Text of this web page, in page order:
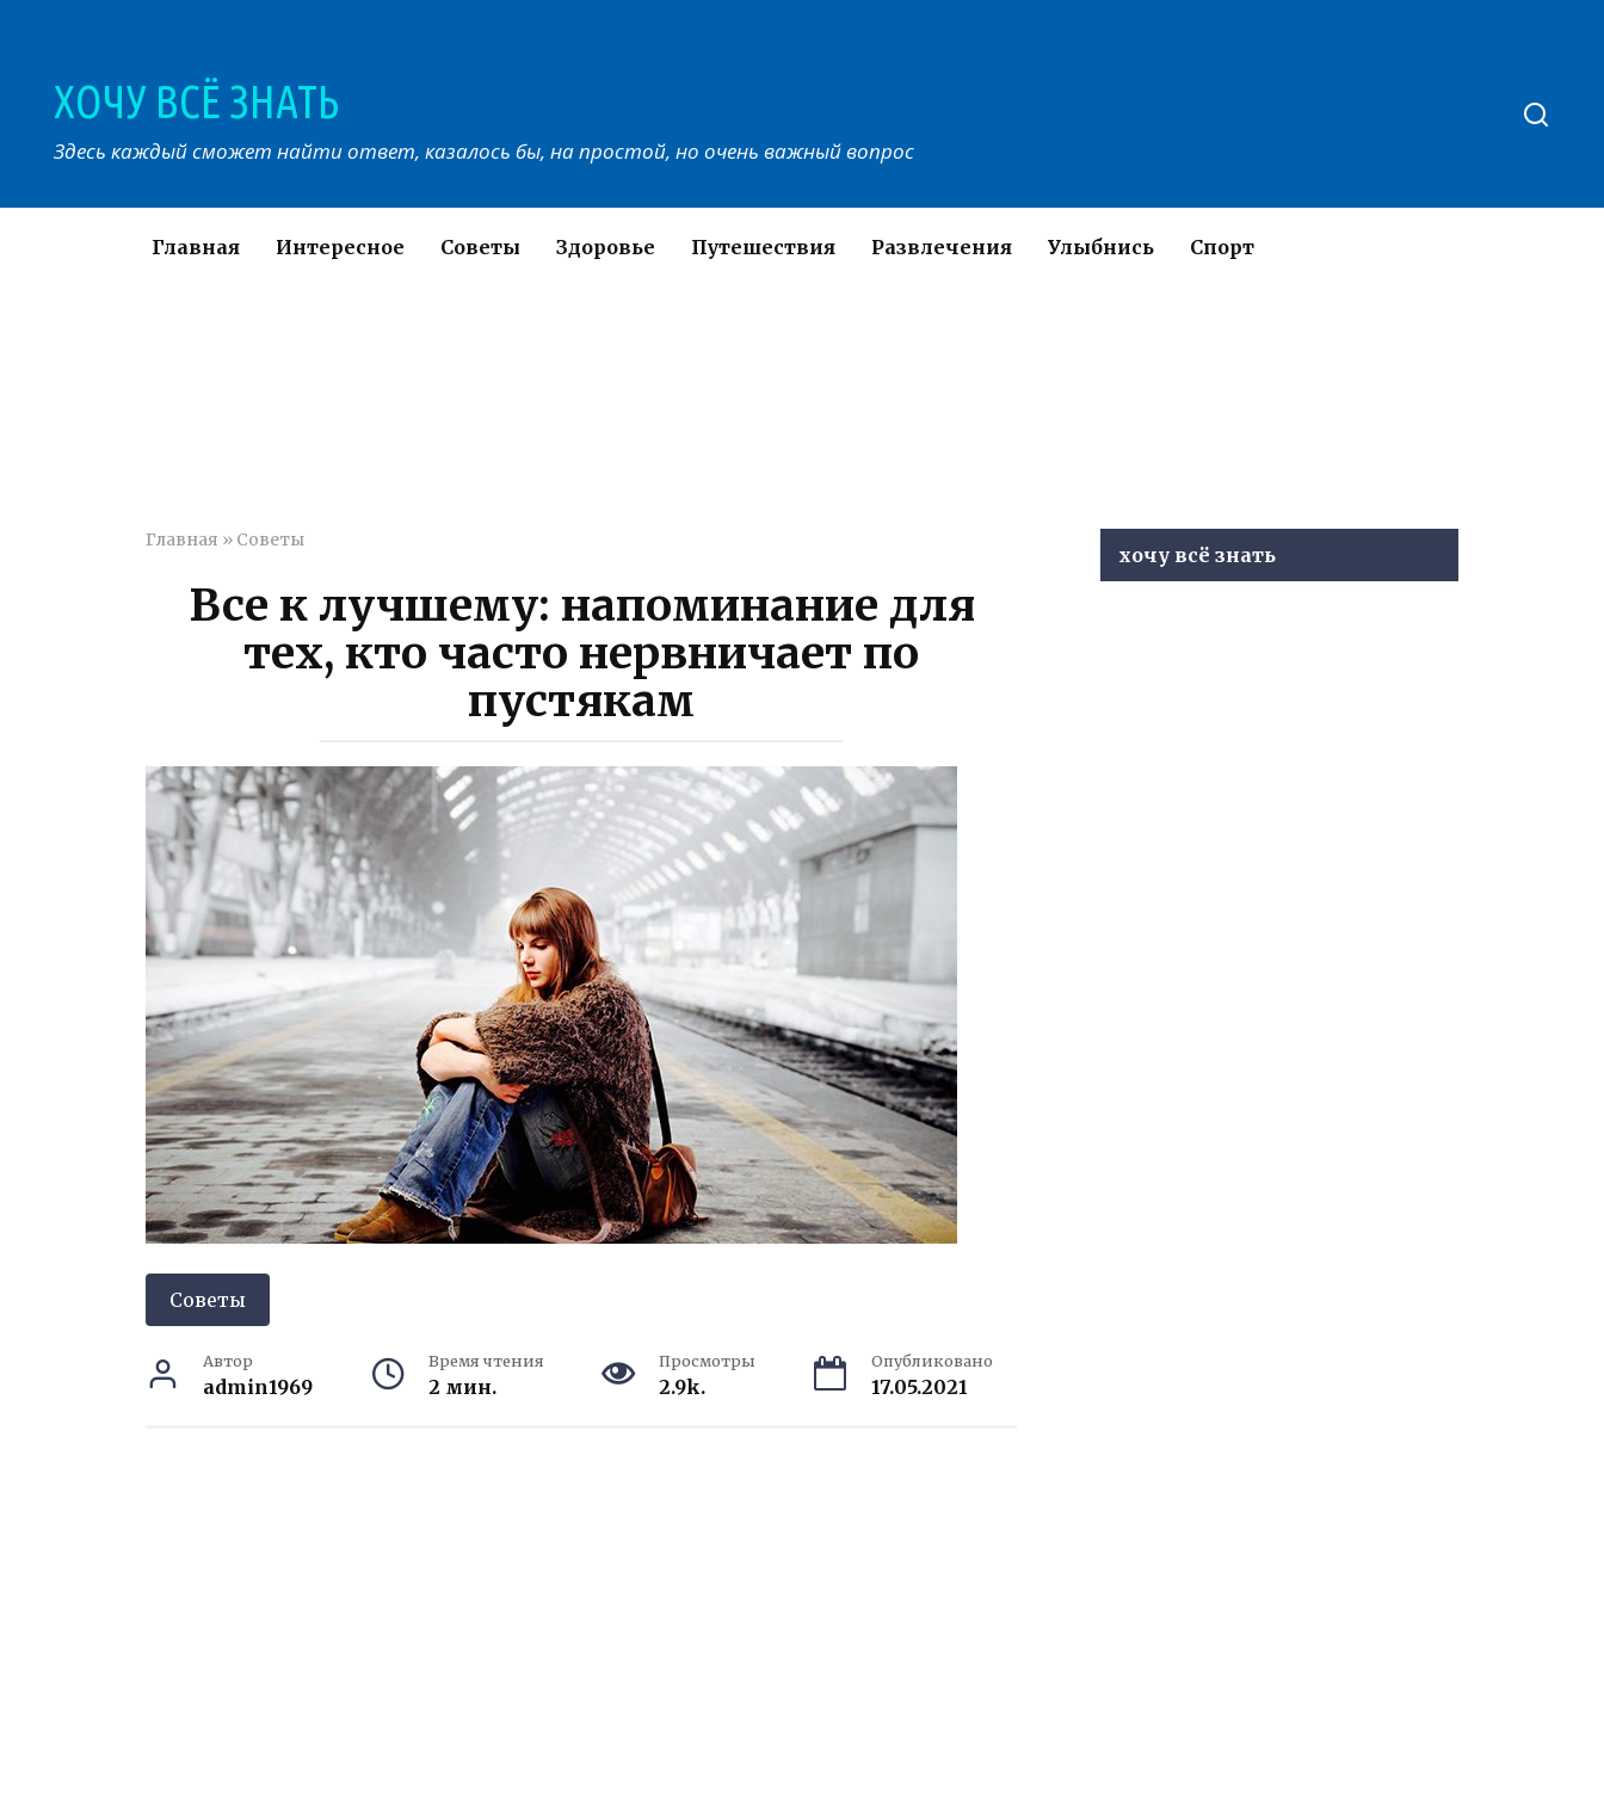
ХОЧУ ВСЁ ЗНАТЬ
Здесь каждый сможет найти ответ, казалось бы, на простой, но очень важный вопрос
Главная Интересное Советы Здоровье Путешествия Развлечения Улыбнись Спорт
Главная » Советы
Все к лучшему: напоминание для
тех, кто часто нервничает по
пустякам
Советы
Автор
admin1969
Время чтения
2 мин.
Просмотры
2.9k.
Опубликовано
17.05.2021
хочу всё знать